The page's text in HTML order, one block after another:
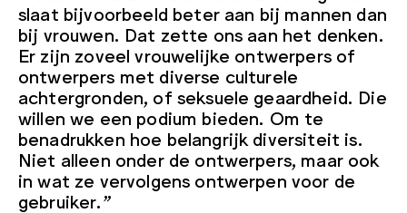
slaat bijvoorbeeld beter aan bij mannen dan
bij vrouwen. Dat zette ons aan het denken.
Er zijn zoveel vrouwelijke ontwerpers of
ontwerpers met diverse culturele
achtergronden, of seksuele geaardheid. Die
willen we een podium bieden. Om te
benadrukken hoe belangrijk diversiteit is.
Niet alleen onder de ontwerpers, maar ook
in wat ze vervolgens ontwerpen voor de
gebruiker.”